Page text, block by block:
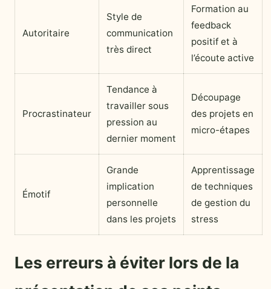
Autoritaire
Style de
communication
très direct
Formation au
feedback
positif et à
l’écoute active
Procrastinateur
Tendance à
travailler sous
pression au
dernier moment
Découpage
des projets en
micro-étapes
Émotif
Grande
implication
personnelle
dans les projets
Apprentissage
de techniques
de gestion du
stress
Les erreurs à éviter lors de la